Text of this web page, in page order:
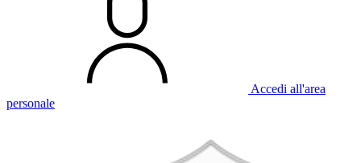
Accedi all'area
personale